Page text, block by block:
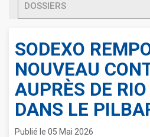
DOSSIERS
SODEXO
NOUVEAU
AUPRÈS DE
DANS LE
Publié le 05 Mai 2026